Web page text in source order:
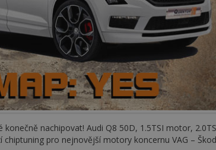
nachipovat! Audi Q8 50D, 1.5TSI motor,
pro nejnovější motory koncernu VAG –